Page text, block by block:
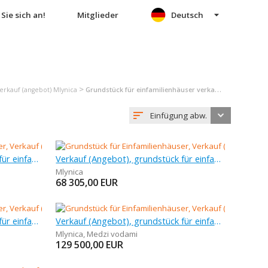
sich an! Mitglieder Deutsch
(angebot) Mlynica > Grundstück für einfamilienhäuser verkauf (angebot) Mlynica
Einfügung abw.
Verkauf (Angebot), grundstück für einfamilienhäuser, 3 000 m Verkauf (Angebot), grundstück für einfamilienhäuser, 719 m
Mlynica
68 305,00 EUR
Verkauf (Angebot), grundstück für einfamilienhäuser, 699 m Verkauf (Angebot), grundstück für einfamilienhäuser, 769 m
Mlynica, Medzi vodami
129 500,00 EUR